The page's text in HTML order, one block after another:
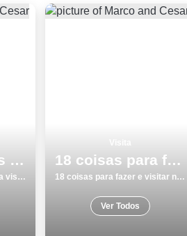
Os 10 melhores locais para visitar em Odemira
Os 10 melhores locais para visitar em Odemira
18 coisas para fazer e visitar no inverno em SetÃºbal
18 coisas para fazer e visitar no inverno em SetÃºbal
Ver Todos